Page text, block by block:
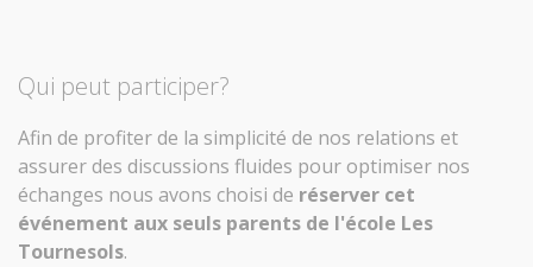
Qui peut participer?
Afin de profiter de la simplicité de nos relations et
assurer des discussions fluides pour optimiser nos
échanges nous avons choisi de réserver cet
événement aux seuls parents de l'école Les
Tournesols.